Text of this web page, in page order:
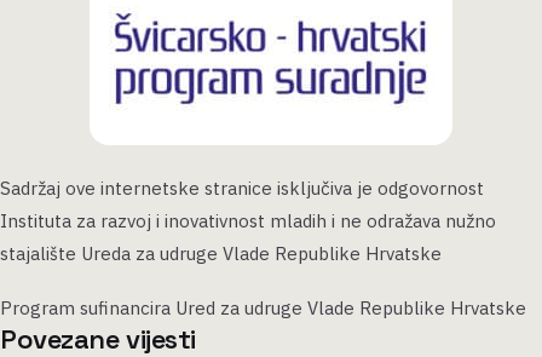
Sadržaj ove internetske stranice isključiva je odgovornost
Instituta za razvoj i inovativnost mladih i ne odražava nužno
stajalište Ureda za udruge Vlade Republike Hrvatske
Program sufinancira Ured za udruge Vlade Republike Hrvatske
Povezane vijesti